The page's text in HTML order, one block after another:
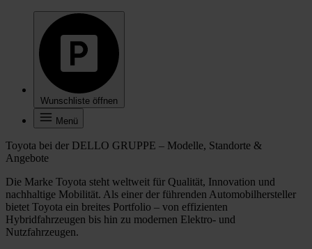
Wunschliste öffnen
Menü
Toyota bei der DELLO GRUPPE – Modelle, Standorte &
Angebote
Die Marke Toyota steht weltweit für Qualität, Innovation und
nachhaltige Mobilität. Als einer der führenden Automobilhersteller
bietet Toyota ein breites Portfolio – von effizienten
Hybridfahrzeugen bis hin zu modernen Elektro- und
Nutzfahrzeugen.